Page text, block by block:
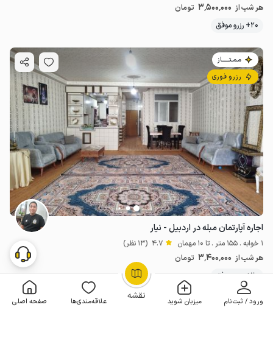
نقشه ورود / ثبت‌نام میزبان شوید علاقه‌مندی‌ها صفحه اصلی
OpenStreetMap
هر شب از 3٬500٬000 تومان
20+ رزرو موفق
مـمـتــــــاز
رزرو فوری
اجاره آپارتمان مبله در اردبیل - نیار
1 خوابه . 155 متر . تا 10 مهمان 4.7 (13 نظر)
هر شب از 3٬400٬000 تومان
20+ رزرو موفق